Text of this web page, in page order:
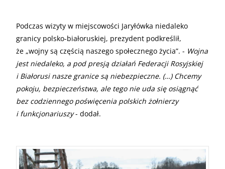
Podczas wizyty w miejscowości Jaryłówka niedaleko
granicy polsko-białoruskiej, prezydent podkreślił,
że „wojny są częścią naszego społecznego życia”. - Wojna
jest niedaleko, a pod presją działań Federacji Rosyjskiej
i Białorusi nasze granice są niebezpieczne. (…) Chcemy
pokoju, bezpieczeństwa, ale tego nie uda się osiągnąć
bez codziennego poświęcenia polskich żołnierzy
i funkcjonariuszy- dodał.